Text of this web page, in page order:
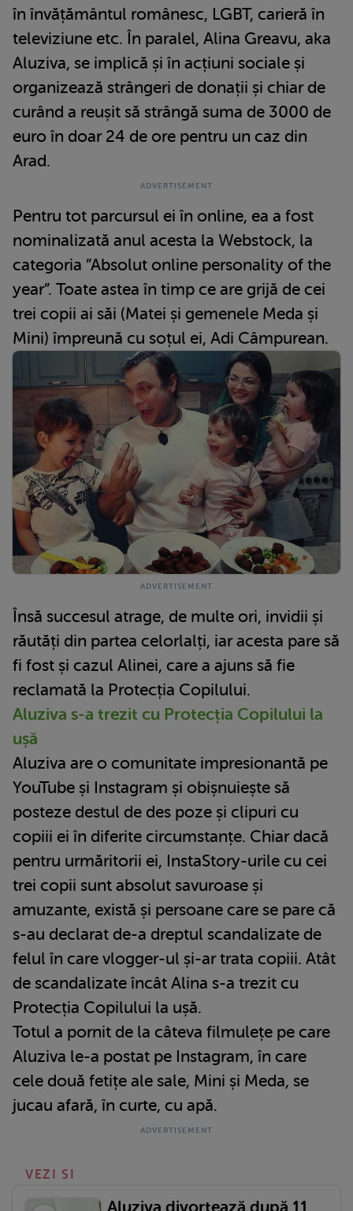
în învățământul românesc, LGBT, carieră în
televiziune etc. În paralel, Alina Greavu, aka
Aluziva, se implică și în acțiuni sociale și
organizează strângeri de donații și chiar de
curând a reușit să strângă suma de 3000 de
euro în doar 24 de ore pentru un caz din
Arad.
Pentru tot parcursul ei în online, ea a fost
nominalizată anul acesta la Webstock, la
categoria ”Absolut online personality of the
year”. Toate astea în timp ce are grijă de cei
trei copii ai săi (Matei și gemenele Meda și
Mini) împreună cu soțul ei, Adi Câmpurean.
Însă succesul atrage, de multe ori, invidii și
răutăți din partea celorlalți, iar acesta pare să
fi fost și cazul Alinei, care a ajuns să fie
reclamată la Protecția Copilului.
Aluziva s-a trezit cu Protecția Copilului la
ușă
Aluziva are o comunitate impresionantă pe
YouTube și Instagram și obișnuiește să
posteze destul de des poze și clipuri cu
copiii ei în diferite circumstanțe. Chiar dacă
pentru urmăritorii ei, InstaStory-urile cu cei
trei copii sunt absolut savuroase și
amuzante, există și persoane care se pare că
s-au declarat de-a dreptul scandalizate de
felul în care vlogger-ul și-ar trata copiii. Atât
de scandalizate încât Alina s-a trezit cu
Protecția Copilului la ușă.
Totul a pornit de la câteva filmulețe pe care
Aluziva le-a postat pe Instagram, în care
cele două fetițe ale sale, Mini și Meda, se
jucau afară, în curte, cu apă.
VEZI SI
Aluziva divorțează după 11